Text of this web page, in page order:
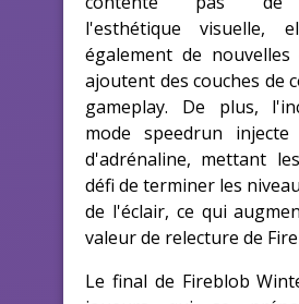
l'esthétique visuelle,
également de nouvelles
ajoutent des couches de
gameplay. De plus,
mode speedrun
d'adrénaline, mettant
défi de terminer les
de l'éclair, ce qui
valeur de relecture de
Le final de Fireblob